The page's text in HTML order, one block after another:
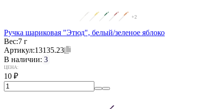
+2
Ручка шариковая "Этюд", белый/зеленое яблоко
Вес:7 г
Артикул:13135.23
В наличии: 3
ЦЕНА:
10 ₽